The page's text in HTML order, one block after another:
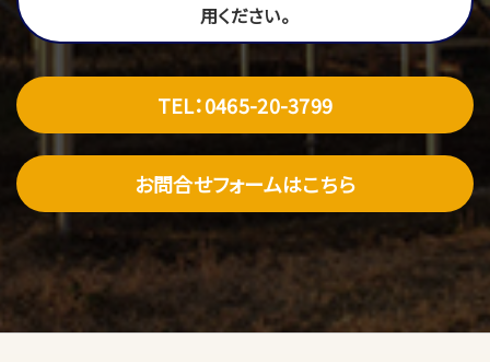
用ください。
TEL：0465-20-3799
お問合せフォームはこちら